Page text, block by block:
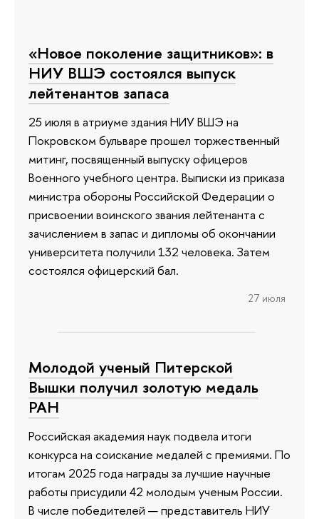
«Новое поколение защитников»: в
НИУ ВШЭ состоялся выпуск
лейтенантов запаса
25 июля в атриуме здания НИУ ВШЭ на
Покровском бульваре прошел торжественный
митинг, посвященный выпуску офицеров
Военного учебного центра. Выписки из приказа
министра обороны Российской Федерации о
присвоении воинского звания лейтенанта с
зачислением в запас и дипломы об окончании
университета получили 132 человека. Затем
состоялся офицерский бал.
27 июля
Молодой ученый Питерской
Вышки получил золотую медаль
РАН
Российская академия наук подвела итоги
конкурса на соискание медалей с премиями. По
итогам 2025 года награды за лучшие научные
работы присудили 42 молодым ученым России.
В числе победителей — представитель НИУ